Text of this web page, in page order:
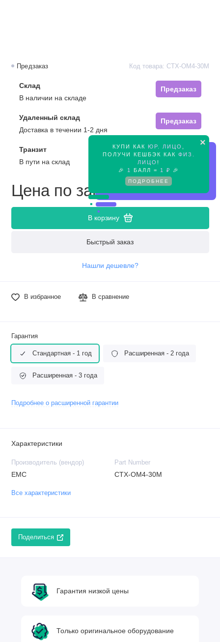
×
КУПИ КАК ЮР. ЛИЦО
ПОЛУЧИ КЕШБЭК КАК ФИЗ.
ЛИЦО !
🎉
1 БАЛЛ = 1 ₽ 🎉
ПОДРОБНЕЕ
Предзаказ Код товара: CTX-OM4-30M
Склад
Предзаказ
В наличии на складе
Удаленный склад
Предзаказ
Доставка в течении 1-2 дня
Транзит
Предзаказ
В пути на склад
Цена по запросу
В корзину
Быстрый заказ
Нашли дешевле?
В избранное В сравнение
Гарантия
Стандартная - 1 год Расширенная - 2 года
Расширенная - 3 года
Подробнее о расширенной гарантии
Характеристики
Производитель (вендор)
EMC
Part Number
CTX-OM4-30M
Все характеристики
Поделиться
Гарантия низкой цены
Только оригинальное оборудование